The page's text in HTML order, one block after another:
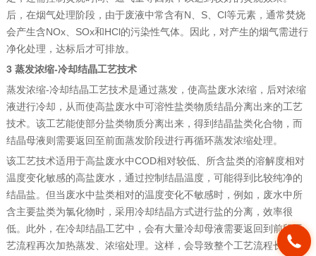
后，在烟气处理阶段，由于废液中常含有N、S、Cl等元素，通常焚烧
会产生含NOx、SOx和HCl的污染性气体。因此，对产生的烟气需进行
净化处理，达标后才可排放。
3 蒸发浓缩-冷却结晶工艺技术
蒸发浓缩-冷却结晶工艺技术是通过蒸发，使高盐废水浓缩，后对浓缩
液进行冷却，从而使高盐废水中可溶性盐类物质结晶分离出来的工艺
技术。该工艺能使部分盐类物质分离出来，得到结晶盐类化合物，而
结晶母液则需要返回至前面蒸发阶段进行再循环蒸发浓缩处理。
该工艺技术适用于高盐废水中COD相对较低、所含盐类的溶解度相对
温度变化敏感的高盐废水，通过控制结晶温度，可能得到比较纯净的
结晶盐。但当废水中盐类相对的温度变化不敏感时，例如，废水中所
含主要盐类为氯化物时，采用冷却结晶方式进行盐的分离，效率很
低。此外，在冷却结晶工艺中，会有大量冷却母液需要返回到前段工
艺流程再次加热蒸发、浓缩处理。这样，会导致整个工艺流程长、能